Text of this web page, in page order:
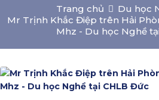
Trang chủ
Du học
Mr Trịnh Khắc Điệp trên Hải
Mhz - Du học Nghề